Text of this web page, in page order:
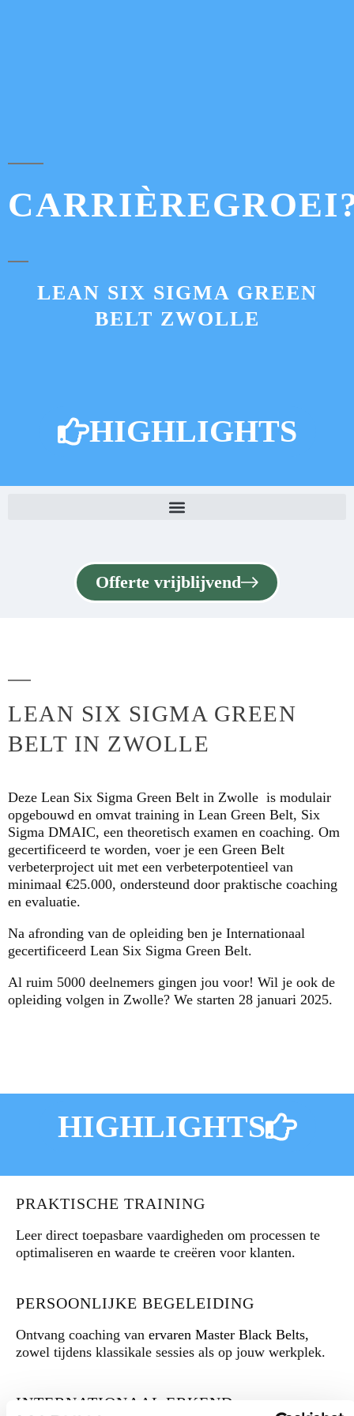
LEAN SIX SIGMA GREEN
BELT ZWOLLE
HIGHLIGHTS
Offerte vrijblijvend
LEAN SIX SIGMA GREEN
BELT IN ZWOLLE
Deze Lean Six Sigma Green Belt in Zwolle is modulair
opgebouwd en omvat training in Lean Green Belt, Six
Sigma DMAIC, een theoretisch examen en coaching. Om
gecertificeerd te worden, voer je een Green Belt
verbeterproject uit met een verbeterpotentieel van
minimaal €25.000, ondersteund door praktische coaching
en evaluatie.
Na afronding van de opleiding ben je Internationaal
gecertificeerd Lean Six Sigma Green Belt.
Al ruim 5000 deelnemers gingen jou voor! Wil je ook de
opleiding volgen in Zwolle? We starten 28 januari 2025.
HIGHLIGHTS
PRAKTISCHE TRAINING
Leer direct toepasbare vaardigheden om processen te
optimaliseren en waarde te creëren voor klanten.
PERSOONLIJKE BEGELEIDING
Ontvang coaching van ervaren Master Black Belts,
zowel tijdens klassikale sessies als op jouw werkplek.
INTERNATIONAAL ERKEND